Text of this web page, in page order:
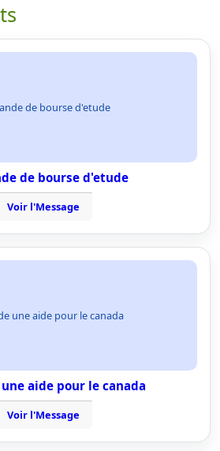
de bourse d'etude
de bourse d'etude
Voir l'Message
une aide pour le canada
aide pour le canada
Voir l'Message